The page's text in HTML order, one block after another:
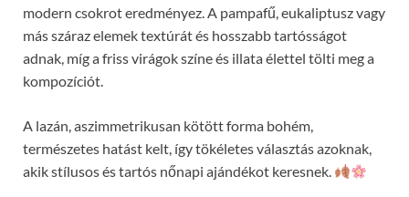
modern csokrot eredményez. A pampafű, eukaliptusz vagy
más száraz elemek textúrát és hosszabb tartósságot
adnak, míg a friss virágok színe és illata élettel tölti meg a
kompozíciót.
A lazán, aszimmetrikusan kötött forma bohém,
természetes hatást kelt, így tökéletes választás azoknak,
akik stílusos és tartós nőnapi ajándékot keresnek.